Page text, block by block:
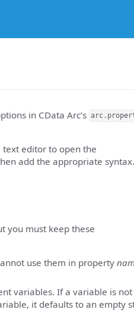
in CData Arc’s
text editor to open the
add the appropriate
you must keep these
use them in property
variables. If a variable is not
it defaults to an empty